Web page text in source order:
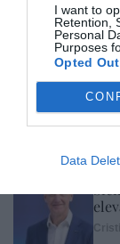
I want to
Retention,
Personal
Purposes
Opted Out
Data
del
y